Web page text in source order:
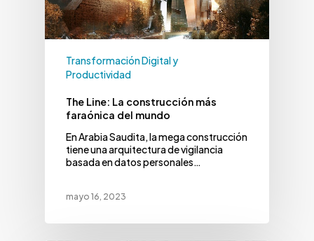
Transformación Digital y
Productividad
The Line: La construcción más
faraónica del mundo
En Arabia Saudita, la mega construcción
tiene una arquitectura de vigilancia
basada en datos personales…
mayo 16, 2023